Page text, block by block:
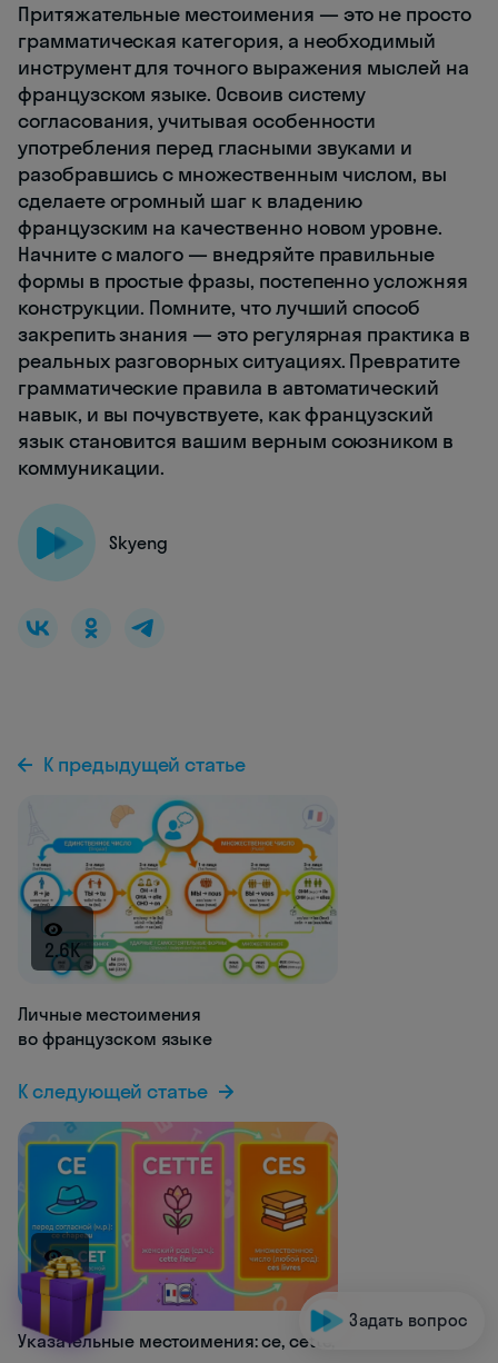
Притяжательные местоимения — это не просто
грамматическая категория, а необходимый
инструмент для точного выражения мыслей на
французском языке. Освоив систему
согласования, учитывая особенности
употребления перед гласными звуками и
разобравшись с множественным числом, вы
сделаете огромный шаг к владению
французским на качественно новом уровне.
Начните с малого — внедряйте правильные
формы в простые фразы, постепенно усложняя
конструкции. Помните, что лучший способ
закрепить знания — это регулярная практика в
реальных разговорных ситуациях. Превратите
грамматические правила в автоматический
навык, и вы почувствуете, как французский
язык становится вашим верным союзником в
коммуникации.
Skyeng
К предыдущей статье
2.6K
Личные местоимения
во французском языке
К следующей статье
1.3K
Указательные местоимения: ce, cette,
Задать вопрос